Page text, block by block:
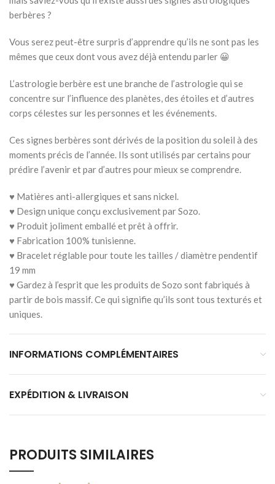
berbères ?
Vous serez peut-être surpris d’apprendre qu’ils ne sont pas les
mêmes que ceux dont vous avez déjà entendu parler 😀
L’astrologie berbère est une branche de l’astrologie qui se
concentre sur l’influence des planètes, des étoiles et d’autres
corps célestes sur les personnes et les événements.
Ces signes berbères sont dérivés de la position du soleil à des
moments précis de l’année. Ils sont utilisés par certains pour
prédire l’avenir et par d’autres pour mieux se comprendre.
♥ Matières anti-allergiques et sans nickel.
♥ Design unique conçu exclusivement par Sozo.
♥ Produit joliment emballé et prêt à offrir.
♥ Fabrication 100% tunisienne.
♥ Bracelet réglable pour toute les tailles / diamètre pendentif
19 mm
♥ Gardez à l’esprit que les produits de Sozo sont fabriqués à
partir de bois massif. Ce qui signifie qu’ils sont tous texturés et
uniques.
INFORMATIONS COMPLÉMENTAIRES
EXPÉDITION & LIVRAISON
PRODUITS SIMILAIRES